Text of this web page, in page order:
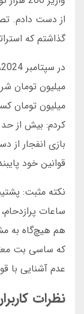
از دست دادم.
گذاشتم که
میلیون تومان
بازی انفجار
قوانین خود
نکته مثبت:
ساعات
هم هیچ‌گاه به
که ساسی بت
عدم آشنایی با
نظرات